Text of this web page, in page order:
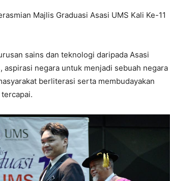
Majlis Graduasi Asasi UMS Kali Ke-11
sains dan teknologi daripada Asasi
aspirasi negara untuk menjadi sebuah negara
berliterasi serta membudayakan